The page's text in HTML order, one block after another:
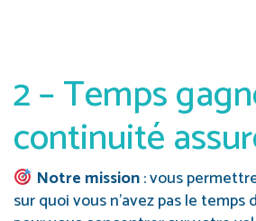
2 – Temps
continuité
Notre mission: vous
sur quoi vous n’avez pas le temps